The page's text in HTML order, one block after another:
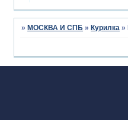
» МОСКВА И СПБ » Курилка »